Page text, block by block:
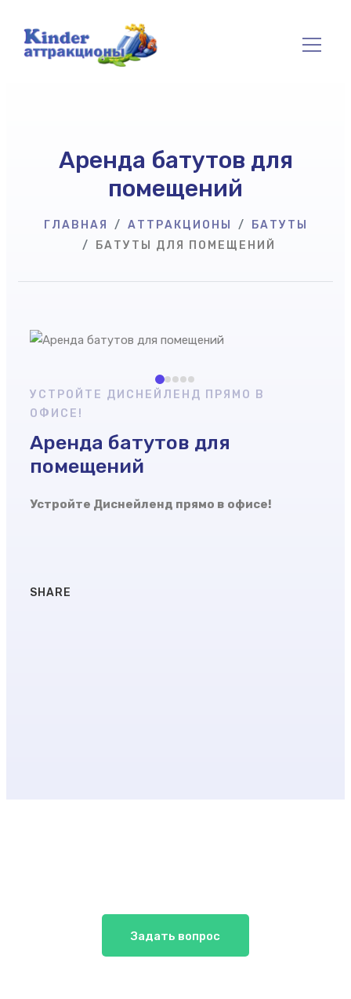
Аренда батутов для
помещений
ГЛАВНАЯ АТТРАКЦИОНЫ
БАТУТЫ
БАТУТЫ ДЛЯ ПОМЕЩЕНИЙ
УСТРОЙТЕ ДИСНЕЙЛЕНД ПРЯМО В
ОФИСЕ!
Аренда батутов для
помещений
Устройте Диснейленд прямо в офисе!
SHARE
Задать вопрос